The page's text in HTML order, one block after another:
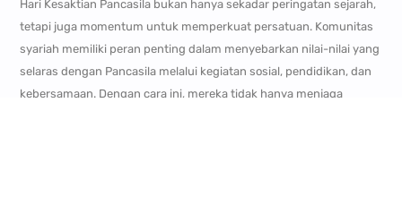
Hari Kesaktian Pancasila bukan hanya sekadar peringatan sejarah,
tetapi juga momentum untuk memperkuat persatuan. Komunitas
syariah memiliki peran penting dalam menyebarkan nilai-nilai yang
selaras dengan Pancasila melalui kegiatan sosial, pendidikan, dan
kebersamaan. Dengan cara ini, mereka tidak hanya menjaga